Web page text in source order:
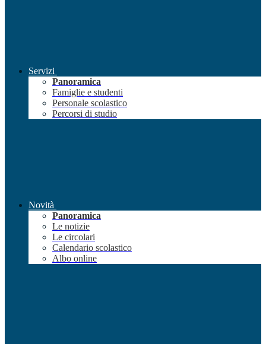
Servizi
Panoramica
Famiglie e studenti
Personale scolastico
Percorsi di studio
Novità
Panoramica
Le notizie
Le circolari
Calendario scolastico
Albo online